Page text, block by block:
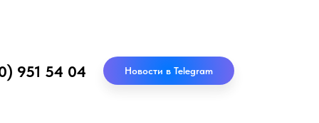
951 54 04 Новости в Telegram